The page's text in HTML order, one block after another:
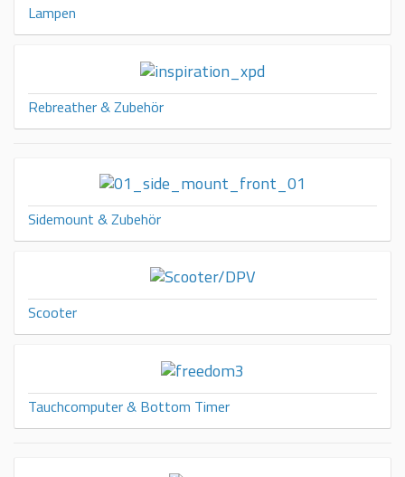
Lampen
Rebreather & Zubehör
Sidemount & Zubehör
Scooter
Tauchcomputer & Bottom Timer